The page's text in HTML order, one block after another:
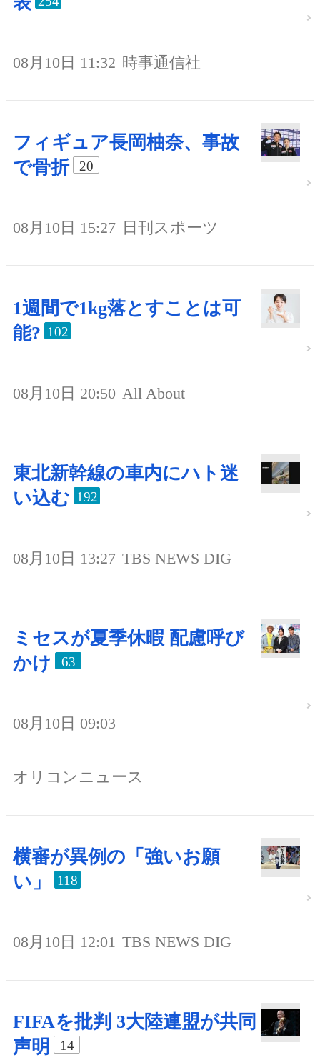
08月10日 11:32 時事通信社
フィギュア長岡柚奈、事故
で骨折
20
08月10日 15:27 日刊スポーツ
1週間で1kg落とすことは可
能? 102
08月10日 20:50 All About
東北新幹線の車内にハト迷
い込む 192
08月10日 13:27 TBS NEWS DIG
ミセスが夏季休暇 配慮呼び
かけ
63
08月10日 09:03
オリコンニュース
横審が異例の「強いお願
い」
118
08月10日 12:01 TBS NEWS DIG
FIFAを批判 3大陸連盟が共同
声明
14